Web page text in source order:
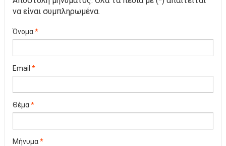
να είναι συμπληρωμένα.
Όνομα*
Email *
Θέμα*
Μήνυμα*